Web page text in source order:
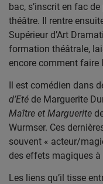
bac, s’inscrit en fac
théâtre. Il rentre
Supérieur d’Art
formation théâtrale,
encore comment faire
Il est comédien dans
d’Eté de Marguerite
Maître et Marguerite
Wurmser. Ces
souvent « acteur/
des effets magiques
Les liens qu’il tisse